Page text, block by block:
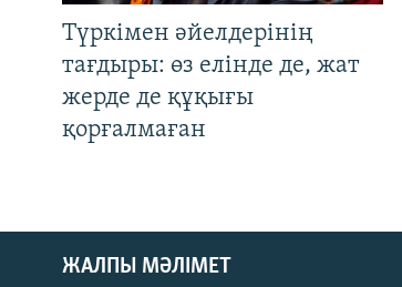
Түркімен әйелдерінің
тағдыры: өз елінде де, жат
жерде де құқығы
қорғалмаған
ЖАЛПЫ МӘЛІМЕТ